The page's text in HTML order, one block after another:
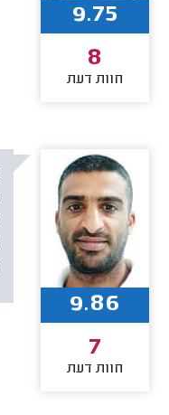
9.75
8
חוות דעת
9.86
7
חוות דעת